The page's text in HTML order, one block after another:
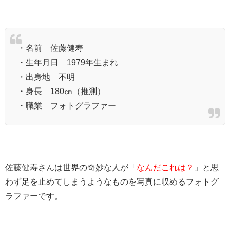
・名前 佐藤健寿
・生年月日 1979年生まれ
・出身地 不明
・身長 180㎝（推測）
・職業 フォトグラファー
佐藤健寿さんは世界の奇妙な人が「 なんだこれは？
」と思
わず足を止めてしまうようなものを写真に収めるフォトグ
ラファーです。